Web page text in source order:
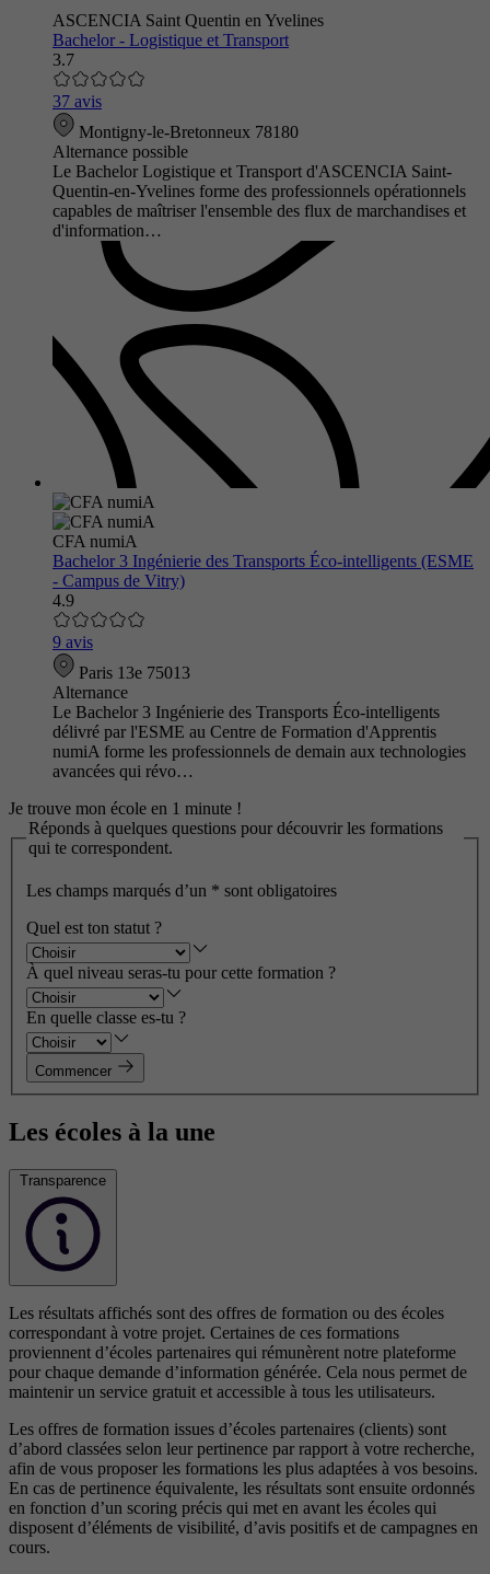
ASCENCIA Saint Quentin en Yvelines
Bachelor - Logistique et Transport
3.7
37 avis
Montigny-le-Bretonneux 78180
Alternance possible
Le Bachelor Logistique et Transport d'ASCENCIA Saint-
Quentin-en-Yvelines forme des professionnels opérationnels
capables de maîtriser l'ensemble des flux de marchandises et
d'information…
CFA numiA
Bachelor 3 Ingénierie des Transports Éco-intelligents (ESME
- Campus de Vitry)
4.9
9 avis
Paris 13e 75013
Alternance
Le Bachelor 3 Ingénierie des Transports Éco-intelligents
délivré par l'ESME au Centre de Formation d'Apprentis
numiA forme les professionnels de demain aux technologies
avancées qui révo…
Je trouve mon école en 1 minute !
Réponds à quelques questions pour découvrir les formations
qui te correspondent.
Les champs marqués d’un * sont obligatoires
Quel est ton statut ?
À quel niveau seras-tu pour cette formation ?
En quelle classe es-tu ?
Commencer
Les écoles à la une
Transparence
Les résultats affichés sont des offres de formation ou des écoles
correspondant à votre projet. Certaines de ces formations
proviennent d’écoles partenaires qui rémunèrent notre plateforme
pour chaque demande d’information générée. Cela nous permet de
maintenir un service gratuit et accessible à tous les utilisateurs.
Les offres de formation issues d’écoles partenaires (clients) sont
d’abord classées selon leur pertinence par rapport à votre recherche,
afin de vous proposer les formations les plus adaptées à vos besoins.
En cas de pertinence équivalente, les résultats sont ensuite ordonnés
en fonction d’un scoring précis qui met en avant les écoles qui
disposent d’éléments de visibilité, d’avis positifs et de campagnes en
cours.